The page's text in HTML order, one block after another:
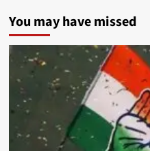
You may have missed